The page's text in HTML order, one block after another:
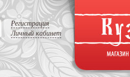
Регистрация
Личный кабинет